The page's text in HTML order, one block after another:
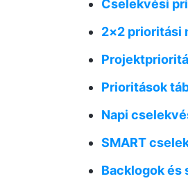
Cselekvési
2×2 prioritási
Prioritások
Napi
SMART
Backlogok és